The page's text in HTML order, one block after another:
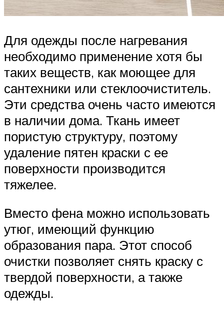
Для одежды после нагревания
необходимо применение хотя бы
таких веществ, как моющее для
сантехники или стеклоочиститель.
Эти средства очень часто имеются
в наличии дома. Ткань имеет
пористую структуру, поэтому
удаление пятен краски с ее
поверхности производится
тяжелее.
Вместо фена можно использовать
утюг, имеющий функцию
образования пара. Этот способ
очистки позволяет снять краску с
твердой поверхности, а также
одежды.